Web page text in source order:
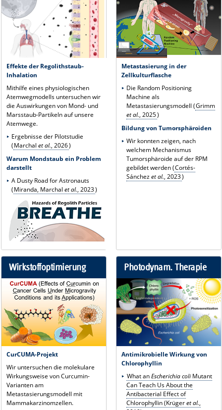
Effekte der Regolithstaub-
Inhalation
Mithilfe eines physiologischen
Atemwegmodells untersuchen wir
die Auswirkungen von Mond- und
Marsstaub-Partikeln auf unsere
Atemwege.
Ergebnisse der Pilotstudie
(Marchalet al., 2026)
Warum Mondstaub ein Problem
darstellt
A Dusty Road for Astronauts
(Miranda, Marchalet al., 2023)
Metastasierung in der
Zellkulturflasche
Die Random Positioning
Machine als
Metastasierungsmodell (Grimm
et al., 2025)
Bildung von Tumorsphäroiden
Wir konnten zeigen, nach
welchem Mechanismus
Tumorsphäroide auf der RPM
gebildet werden (Cortés-
Sánchezet al., 2023)
Wirkstoffoptimierung
CurCUMA-Projekt
Wir untersuchen die molekulare
Wirkungsweise von Curcumin-
Varianten am
Metastasierungsmodell mit
Mammakarzinomzellen.
Photodynam. Therapie
Antimikrobielle Wirkung von
Chlorophyllin
What anEscherichia coliMutant
Can Teach Us About the
Antibacterial Effect of
Chlorophyllin(Krügeret al.,